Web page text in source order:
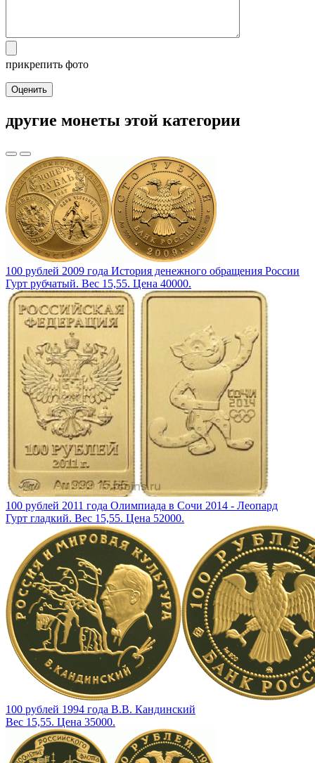
прикрепить фото
Оценить
другие монеты этой категории
100 рублей 2009 года История денежного обращения России
Гурт рубчатый. Вес 15,55. Цена 40000.
100 рублей 2011 года Олимпиада в Сочи 2014 - Леопард
Гурт гладкий. Вес 15,55. Цена 52000.
100 рублей 1994 года В.В. Кандинский
Вес 15,55. Цена 35000.